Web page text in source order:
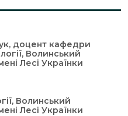
доцент кафедри
Волинський
Лесі Українки
Волинський
Лесі Українки